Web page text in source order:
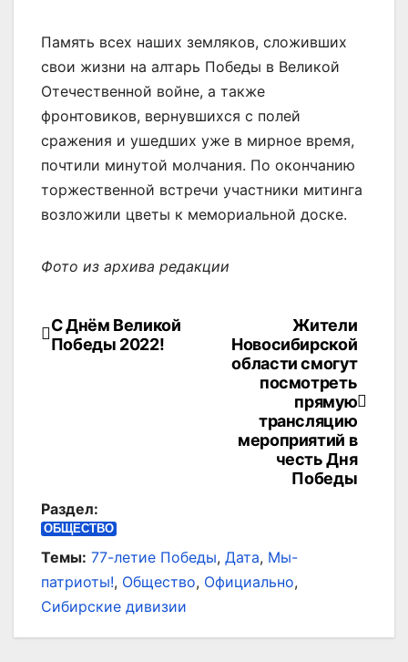
Память всех наших земляков, сложивших
свои жизни на алтарь Победы в Великой
Отечественной войне, а также
фронтовиков, вернувшихся с полей
сражения и ушедших уже в мирное время,
почтили минутой молчания. По окончанию
торжественной встречи участники митинга
возложили цветы к мемориальной доске.
Фото из архива редакции
Навигация
Жители
Новосибирской
области смогут
посмотреть
прямую
трансляцию
мероприятий в
честь Дня
Победы
С Днём Великой
Победы 2022!
Раздел:
ОБЩЕСТВО
Темы: 77-летие Победы, Дата, Мы-
патриоты!, Общество, Официально,
Сибирские дивизии